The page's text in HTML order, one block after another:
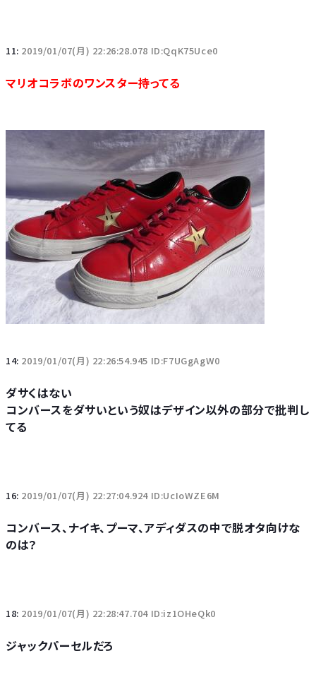
11: 2019/01/07(月) 22:26:28.078 ID:QqK75Uce0
マリオコラボのワンスター持ってる
14: 2019/01/07(月) 22:26:54.945 ID:F7UGgAgW0
ダサくはない
コンバースをダサいという奴はデザイン以外の部分で批判し
てる
16: 2019/01/07(月) 22:27:04.924 ID:UcIoWZE6M
コンバース、ナイキ、プーマ、アディダスの中で脱オタ向けな
のは？
18: 2019/01/07(月) 22:28:47.704 ID:iz1OHeQk0
ジャックパーセルだろ